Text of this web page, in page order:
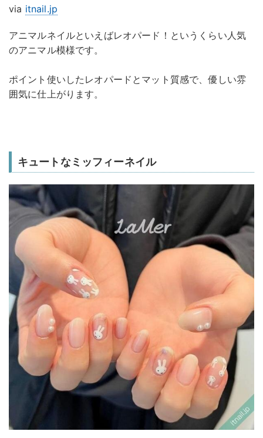
via itnail.jp
アニマルネイルといえばレオパード！というくらい人気
のアニマル模様です。
ポイント使いしたレオパードとマット質感で、優しい雰
囲気に仕上がります。
キュートなミッフィーネイル